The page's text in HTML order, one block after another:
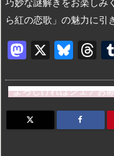
巧妙な謎解きをお楽しみ
ら紅の恋歌」の魅力に引
M
st
o
d
X
Bl
e
s
k
T
e
a
d
よろしければシェアお